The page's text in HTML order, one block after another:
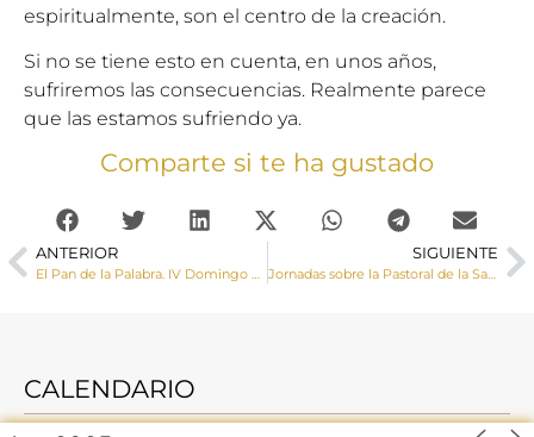
espiritualmente, son el centro de la creación.
Si no se tiene esto en cuenta, en unos años,
sufriremos las consecuencias. Realmente parece
que las estamos sufriendo ya.
Comparte si te ha gustado
ANTERIOR
El Pan de la Palabra. IV Domingo del Tiempo Ordinario
SIGUIENTE
Jornadas sobre la Pastoral de la Salud en la Diócesis
CALENDARIO